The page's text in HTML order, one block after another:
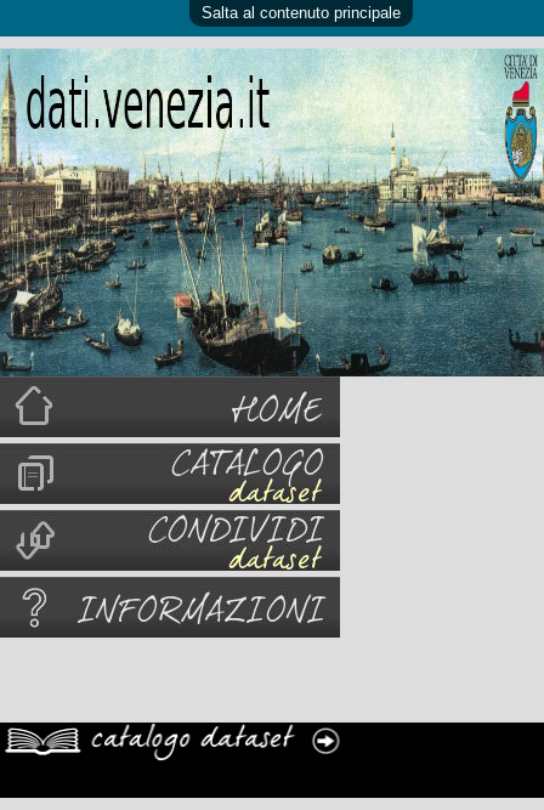
Salta al contenuto principale